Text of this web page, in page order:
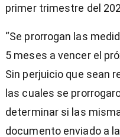
primer trimestre del
“Se prorrogan las
5 meses a vencer el
Sin perjuicio que sean
las cuales se
determinar si las
documento enviado a